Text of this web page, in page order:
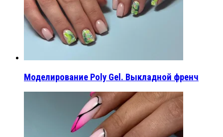
Моделирование Poly Gel. Выкладной френч